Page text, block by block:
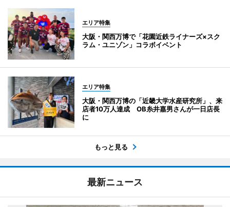
エリア特集
大阪・関西万博で「花園近鉄ライナーズ×スク
ラム・ユニゾン」コラボイベント
エリア特集
大阪・関西万博の「近畿大学水産研究所」、来
店者10万人達成 OB糸井嘉男さんが一日店長
に
もっと見る
最新ニュース